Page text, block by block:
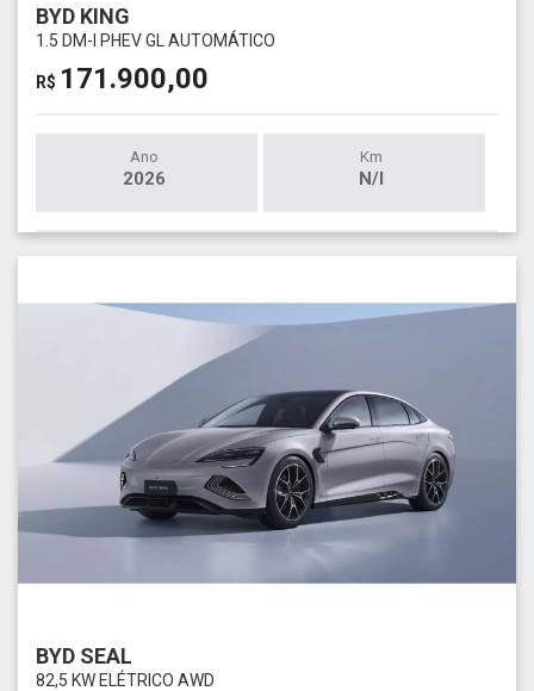
BYD KING
1.5 DM-I PHEV GL AUTOMÁTICO
R$ 171.900,00
Ano
2026
Km
N/I
BYD SEAL
82,5 KW ELÉTRICO AWD